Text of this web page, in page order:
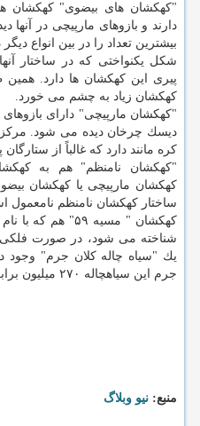
"كهكشان های بیضوی" كهكشان
دارند و بازوهای مارپیچی در
بیشترین تعداد را در بین انواع دیگر
شكل یكنواختی كه در ساختار
پیری این كهكشان ها دارد.
كهكشان زیاد به چشم می خورد.
"كهكشان مارپیچی" دارای
دیسك چرخان دیده می شود. مركز
كره مانند دارد كه غالباً از
"كهكشان نامنظم" هم به
كهكشان مارپیچی یا كهكشان
ساختار كهكشان نامنظم نامعمول
شناخته می شود، در صورت فلكی
یك "سیاه چاله كلان جرم" وجود
جرم این سیاهچاله ۲۷۰ میلیون برابر جرم خورشید است.
منبع: نیو وبلاگ